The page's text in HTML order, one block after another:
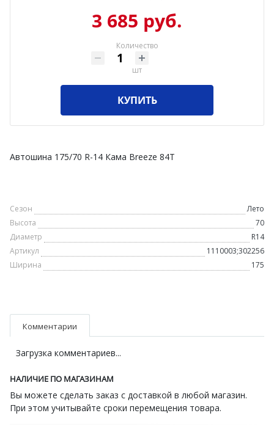
3 685 руб.
Количество
шт
КУПИТЬ
Автошина 175/70 R-14 Кама Breeze 84T
Сезон
Лето
Высота
70
Диаметр
R14
Артикул
1110003;302256
Ширина
175
Комментарии
Загрузка комментариев...
НАЛИЧИЕ ПО МАГАЗИНАМ
Вы можете сделать заказ с доставкой в любой магазин.
При этом учитывайте сроки перемещения товара.